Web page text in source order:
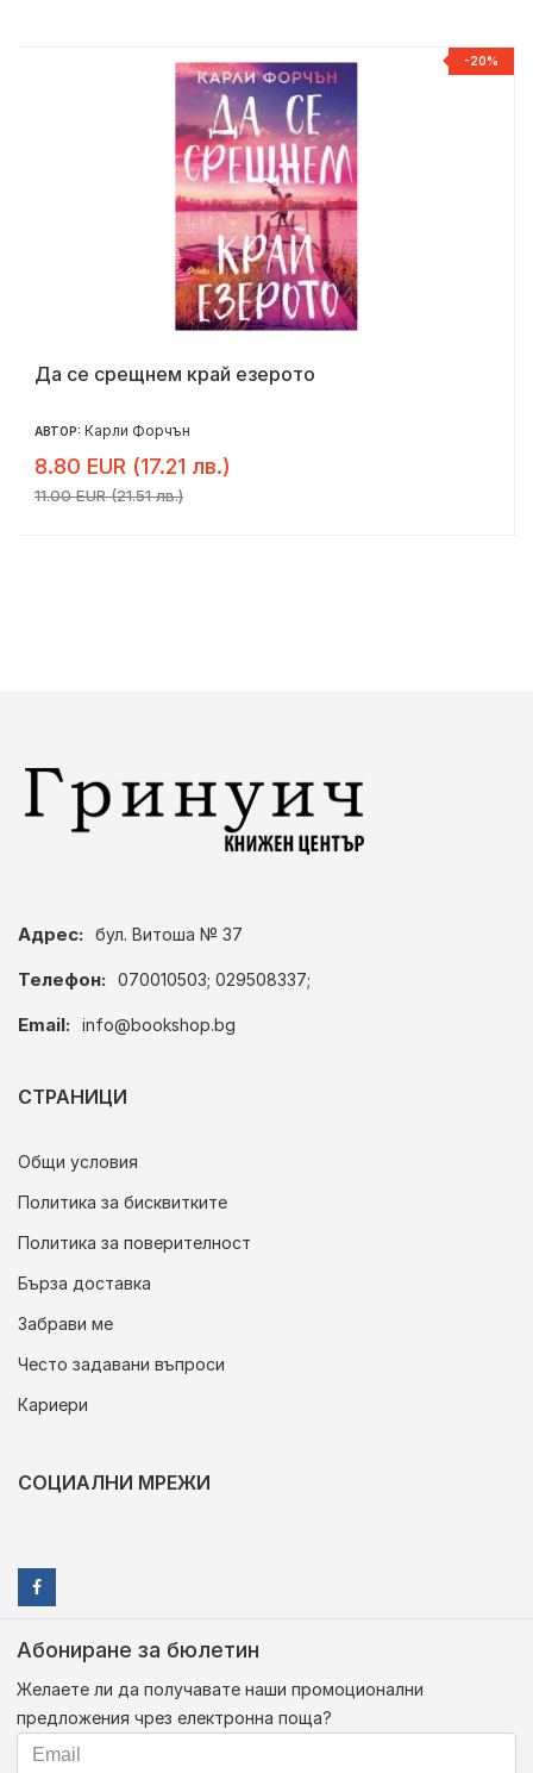
-20%
Да се срещнем край езерото
АВТОР: Карли Форчън
8.80 EUR (17.21 лв.)
11.00 EUR (21.51 лв.)
Адрес: бул. Витоша № 37
Телефон: 070010503; 029508337;
Email: info@bookshop.bg
СТРАНИЦИ
Общи условия
Политика за бисквитките
Политика за поверителност
Бърза доставка
Забрави ме
Често задавани въпроси
Кариери
СОЦИАЛНИ МРЕЖИ
Абониране за бюлетин
Желаете ли да получавате наши промоционални
предложения чрез електронна поща?